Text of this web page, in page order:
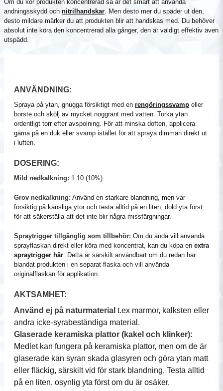
Om du kör produkten koncentrerad så är det smart att använda
andningsskydd och nitrilhandskar. Men desto mer du späder ut den,
desto mildare märker du att produkten blir att handskas med. Du behöver
absolut inte köra den koncentrerad alla gånger, den är väldigt effektiv även
utspädd.
ANVÄNDNING:
Spraya på ytan, gnugga försiktigt med en rengöringssvamp eller
borste och skölj av mycket noggrant med vatten. Torka ytan
ordentligt torr efter avspolning. För att minska doften, applicera
gärna på en duk eller svamp istället för att spraya dimman direkt ut
i luften.
DOSERING:
Mild nedkalkning: 1:10 (10%).
Grov nedkalkning: Använd en starkare blandning, men var
försiktig på känsliga ytor och testa alltid på en liten, dold yta först
för att säkerställa att det inte blir några missfärgningar.
Spraytrigger tillgänglig som tillbehör: Om du ändå vill använda
sprayflaskan direkt eller köra med koncentrat, kan du köpa en extra
spraytrigger här. Detta är särskilt användbart om du redan har
blandat produkten i en separat flaska och vill använda
originalflaskan för applikation.
AKTSAMHET:
Använd ej på naturmaterial t.ex marmor, kalksten eller
andra icke-syrabeständiga material.
Glaserade keramiska plattor (kakel och klinker):
Medlet kan fungera på keramiska plattor, men om de är
glaserade kan syran skada glasyren och göra ytan matt
eller fläckig, särskilt vid för stark blandning. Testa alltid
på en liten, osynlig yta först om du är osäker.